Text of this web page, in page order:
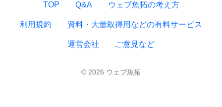
TOP Q&A ウェブ魚拓の考え方
利用規約 資料・大量取得用などの有料サービス
運営会社 ご意見など
© 2026 ウェブ魚拓